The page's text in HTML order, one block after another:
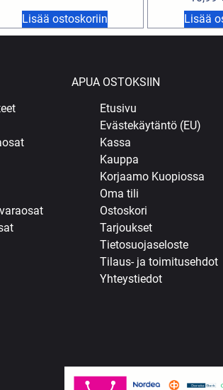
Lisää ostoskoriin Lisää
APUA OSTOKSIIN
Etusivu
Evästekäytäntö (EU)
Kassa
Kauppa
Korjaamo Kuopiossa
Oma tili
Ostoskori
Tarjoukset
Tietosuojaseloste
Tilaus- ja toimitusehdot
Yhteystiedot